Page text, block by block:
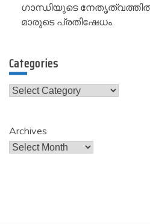
ഗാന്ധിയുടെ
മാരുടെ പ്രതിഷേധം.
Categories
Categories
Archives